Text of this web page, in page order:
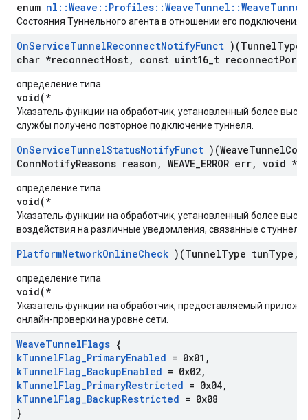
enum
Состояния Туннельного агента в отношении его подключения
OnServiceTunnelReconnectNotifyFunct )(TunnelType
char *reconnectHost, const uint16 t reconnectPort
определение типа
void(*
Указатель функции на обработчик, установленный более
службы получено повторное подключение туннеля.
OnServiceTunnelStatusNotifyFunct )(WeaveTunnel
ConnNotifyReasons reason , WEAVE ERROR err, void
определение типа
void(*
Указатель функции на обработчик, установленный более
воздействия на различные уведомления, связанные с
PlatformNetworkOnlineCheck )(TunnelType tunType ,
определение типа
void(*
Указатель функции на обработчик, предоставляемый
онлайн-проверки на уровне сети.
WeaveTunnelFlags {
kTunnelFlag_PrimaryEnabled = 0x01 ,
kTunnelFlag_BackupEnabled = 0x02,
kTunnelFlag_PrimaryRestricted = 0x04,
kTunnelFlag_BackupRestricted = 0x08
}